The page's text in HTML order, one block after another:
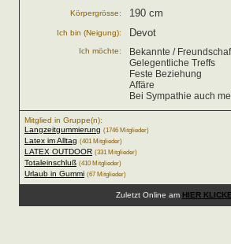
Körpergrösse: 190 cm
Ich bin (Neigung): Devot
Ich möchte:
Bekannte /
Gelegentliche Treffs
Feste Beziehung
Affäre
Bei Sympathie auch
Mitglied in Gruppe(n):
Langzeitgummierung (1746 Mitglieder)
Latex im Alltag (401 Mitglieder)
LATEX OUTDOOR (331 Mitglieder)
Totaleinschluß (410 Mitglieder)
Urlaub in Gummi (67 Mitglieder)
Zuletzt Online am HIER